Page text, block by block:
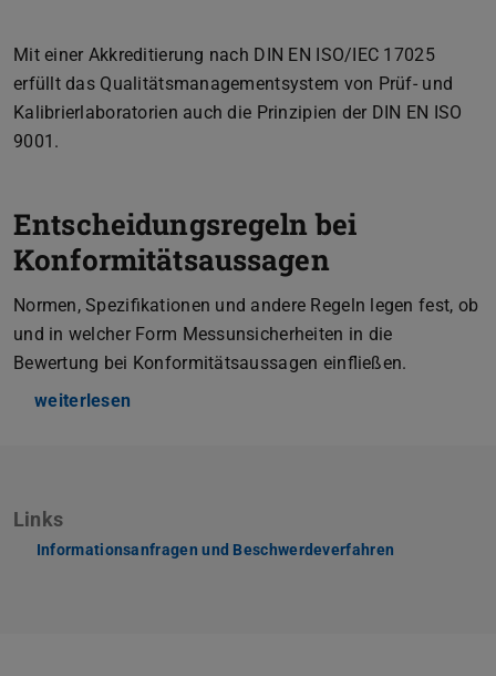
Mit einer Akkreditierung nach DIN EN ISO/IEC 17025
erfüllt das Qualitätsmanagementsystem von Prüf- und
Kalibrierlaboratorien auch die Prinzipien der DIN EN ISO
9001.
Entscheidungsregeln bei
Konformitätsaussagen
Normen, Spezifikationen und andere Regeln legen fest, ob
und in welcher Form Messunsicherheiten in die
Bewertung bei Konformitätsaussagen einfließen.
weiterlesen
Links
Informationsanfragen und Beschwerdeverfahren